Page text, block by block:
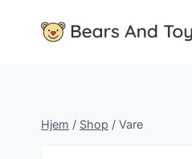
Hjem / Shop / Vare